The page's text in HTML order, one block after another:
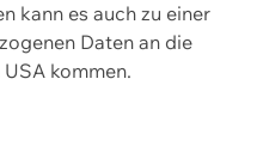
kann es auch zu einer
Daten an die
kommen.